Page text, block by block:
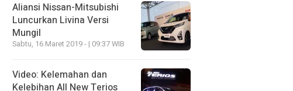
Aliansi Nissan-Mitsubishi
Luncurkan Livina Versi
Mungil
Sabtu, 16 Maret 2019 - | 09:37 WIB
Video: Kelemahan dan
Kelebihan All New Terios